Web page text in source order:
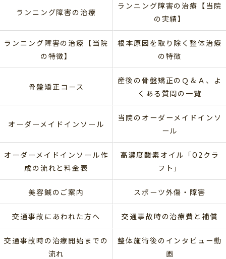
ランニング障害の治療
ランニング障害の治療【当院
の実績】
ランニング障害の治療【当院
の特徴】
根本原因を取り除く整体治療
の特徴
骨盤矯正コース
産後の骨盤矯正のＱ＆Ａ、よ
くある質問の一覧
オーダーメイドインソール
当院のオーダーメイドインソ
ール
オーダーメイドインソール作
成の流れと料金表
高濃度酸素オイル「O2クラ
フト」
美容鍼のご案内 スポーツ外傷・障害
交通事故にあわれた方へ 交通事故時の治療費と補償
交通事故時の治療開始までの
流れ
整体施術後のインタビュー動
画